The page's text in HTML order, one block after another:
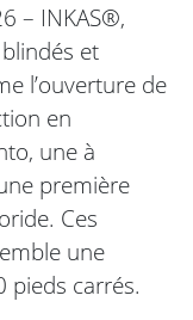
– INKAS®,
et
l’ouverture de
en
une à
première
Ces
une
pieds carrés.